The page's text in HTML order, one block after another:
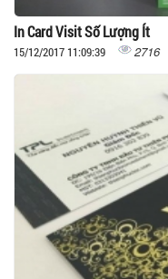
In Card Visit Số Lượng Ít
15/12/2017 11:09:39 2716